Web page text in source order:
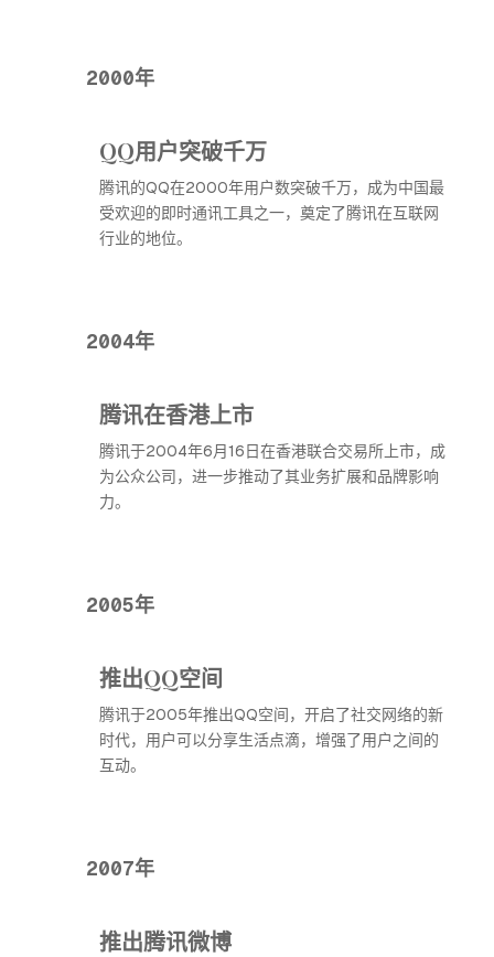
2000年
QQ用户突破千万
腾讯的QQ在2000年用户数突破千万，成为中国最
受欢迎的即时通讯工具之一，奠定了腾讯在互联网
行业的地位。
2004年
腾讯在香港上市
腾讯于2004年6月16日在香港联合交易所上市，成
为公众公司，进一步推动了其业务扩展和品牌影响
力。
2005年
推出QQ空间
腾讯于2005年推出QQ空间，开启了社交网络的新
时代，用户可以分享生活点滴，增强了用户之间的
互动。
2007年
推出腾讯微博